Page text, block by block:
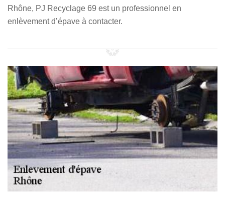
Rhône, PJ Recyclage 69 est un professionnel en
enlèvement d’épave à contacter.